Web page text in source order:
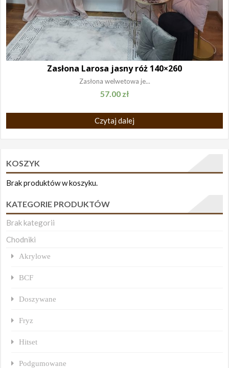
Zasłona Larosa jasny róż 140×260
Zasłona welwetowa je...
57.00 zł
Czytaj dalej
KOSZYK
Brak produktów w koszyku.
KATEGORIE PRODUKTÓW
Brak kategorii
Chodniki
Akrylowe
BCF
Doszywane
Fryz
Hitset
Podgumowane